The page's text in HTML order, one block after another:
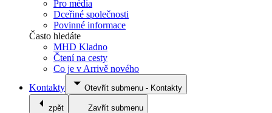
Pro média
Dceřiné společnosti
Povinné informace
Často hledáte
MHD Kladno
Čtení na cesty
Co je v Arrivě nového
Kontakty
Otevřít submenu - Kontakty
zpět Zavřít submenu